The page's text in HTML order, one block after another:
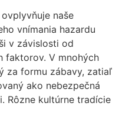
naše
vnímania hazardu
v závislosti od
faktorov. V mnohých
za formu zábavy, zatiaľ
ako nebezpečná
Rôzne kultúrne tradície